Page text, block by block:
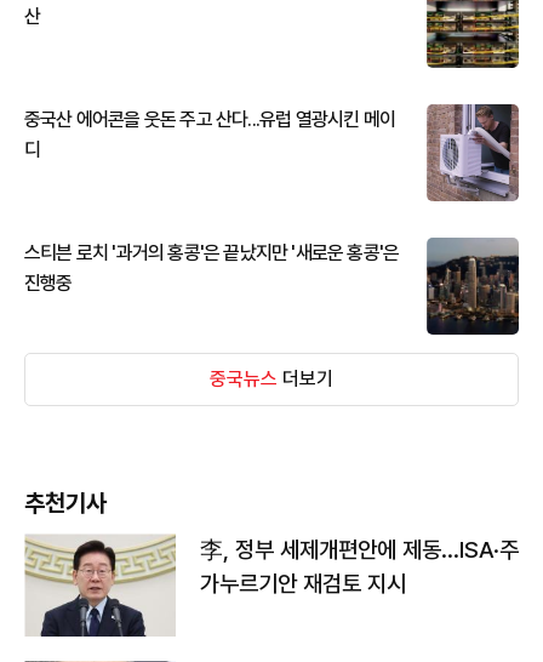
산
중국산 에어콘을 웃돈 주고 산다...유럽 열광시킨 메이
디
스티븐 로치 '과거의 홍콩'은 끝났지만 '새로운 홍콩'은
진행중
중국뉴스 더보기
추천기사
李, 정부 세제개편안에 제동…ISA·주
가누르기안 재검토 지시